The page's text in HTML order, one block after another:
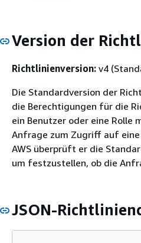
Version der
Richtlinienversion: v4
Die Standardversion der
die Berechtigungen für die
ein Benutzer oder eine Rolle
Anfrage zum Zugriff auf eine
AWS überprüft er die
um festzustellen, ob die
JSON-